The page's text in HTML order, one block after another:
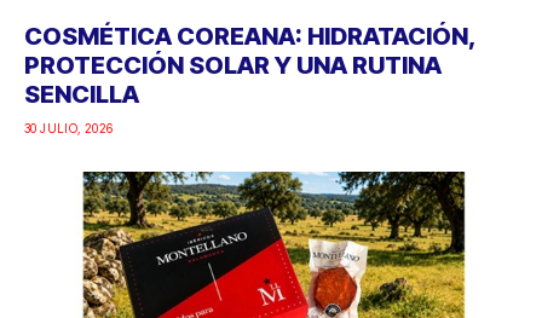
COSMÉTICA COREANA: HIDRATACIÓN,
PROTECCIÓN SOLAR Y UNA RUTINA
SENCILLA
30 JULIO, 2026